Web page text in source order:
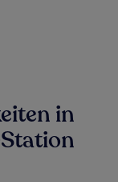
in